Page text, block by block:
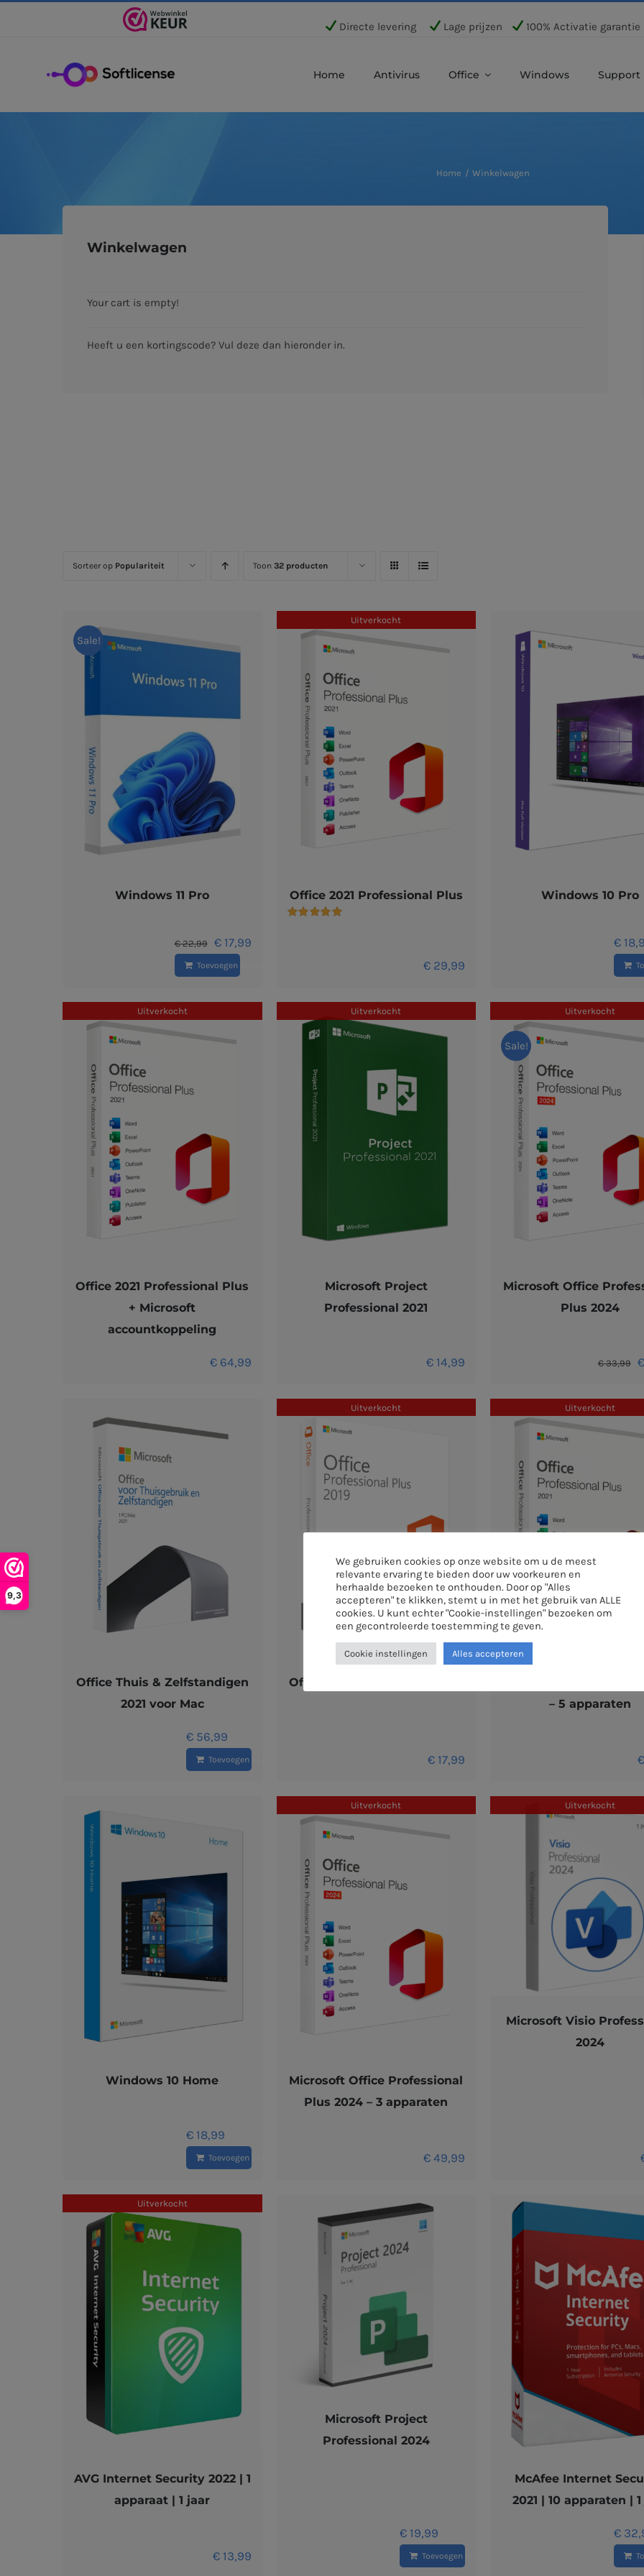
9,3
Directe levering Lage prijzen 100% Activatie garantie
Home Antivirus Office Windows Support
Home Winkelwagen
Winkelwagen
Your cart is empty!
Heeft u een kortingscode? Vul deze dan hieronder in.
Sorteer op Populariteit Toon 32 producten
Sale!
Windows 11 Pro
€22,99
Oorspronkelijke
prijs
was:
€ 22,99.
€17,99Huidige
€ 17,99.
Toevoegen aan winkelwagen
Uitverkocht
Office 2021 Professional Plus
€ 29,99
Windows 10 Pro
€
Uitverkocht
Office 2021 Professional Plus
+ Microsoft
accountkoppeling
€64,99
Uitverkocht
Microsoft Project
Professional 2021
€ 14,99
Uitverkocht
Sale!
Microsoft Office
Plus 2024
€33,99 €
Office Thuis & Zelfstandigen
2021 voor Mac
€56,99
Toevoegen aan winkelwagen
Uitverkocht
Office 2019 Professional Plus
€ 17,99
Uitverkocht
Office 2021
– 5 apparaten
€
Windows 10 Home
€18,99
Toevoegen aan winkelwagen
Uitverkocht
Microsoft Office Professional
Plus 2024 – 3 apparaten
€ 49,99
Uitverkocht
Microsoft Visio
2024
Uitverkocht
AVG Internet Security 2022 | 1
apparaat | 1 jaar
€13,99
Microsoft Project
Professional 2024
€ 19,99
Toevoegen aan winkelwagen
McAfee Internet
2021 | 10 apparaten |
€
We gebruiken cookies op onze website om u de meest
relevante ervaring te bieden door uw voorkeuren en
herhaalde bezoeken te onthouden. Door op "Alles
accepteren" te klikken, stemt u in met het gebruik van ALLE
cookies. U kunt echter "Cookie-instellingen" bezoeken om
een gecontroleerde toestemming te geven.
Cookie instellingen Alles accepteren